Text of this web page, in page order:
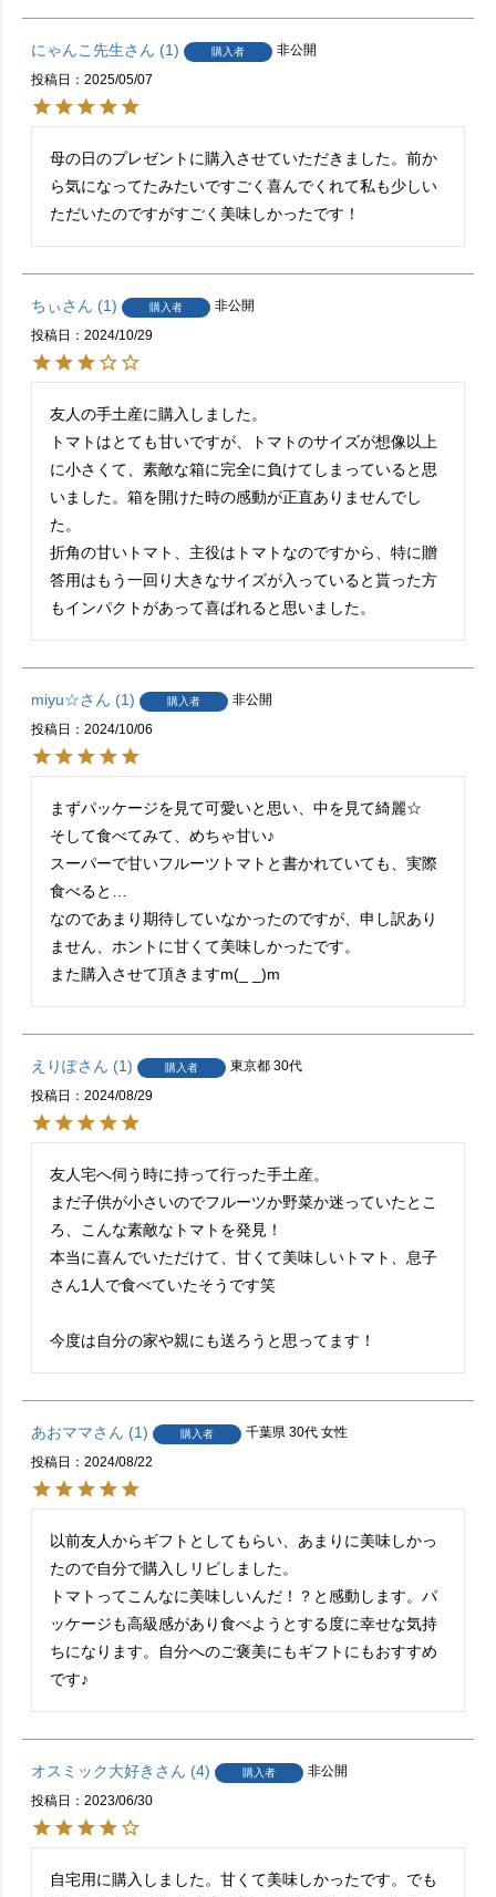
にゃんこ先生 1 購入者
非公開
投稿日
2025/05/07
母の日のプレゼントに購入させていただきました。前か
ら気になってたみたいですごく喜んでくれて私も少しい
ただいたのですがすごく美味しかったです！
ちぃ 1 購入者
非公開
投稿日
2024/10/29
友人の手土産に購入しました。
トマトはとても甘いですが、トマトのサイズが想像以上
に小さくて、素敵な箱に完全に負けてしまっていると思
いました。箱を開けた時の感動が正直ありませんでし
た。
折角の甘いトマト、主役はトマトなのですから、特に贈
答用はもう一回り大きなサイズが入っていると貰った方
もインパクトがあって喜ばれると思いました。
miyu☆ 1 購入者
非公開
投稿日
2024/10/06
まずパッケージを見て可愛いと思い、中を見て綺麗☆
そして食べてみて、めちゃ甘い♪
スーパーで甘いフルーツトマトと書かれていても、実際
食べると…
なのであまり期待していなかったのですが、申し訳あり
ません、ホントに甘くて美味しかったです。
また購入させて頂きますm(_ _)m
えりぽ 1 購入者 東京都 30代
投稿日
2024/08/29
友人宅へ伺う時に持って行った手土産。
まだ子供が小さいのでフルーツか野菜か迷っていたとこ
ろ、こんな素敵なトマトを発見！
本当に喜んでいただけて、甘くて美味しいトマト、息子
さん1人で食べていたそうです笑
今度は自分の家や親にも送ろうと思ってます！
あおママ 1 購入者 千葉県 30代 女性
投稿日
2024/08/22
以前友人からギフトとしてもらい、あまりに美味しかっ
たので自分で購入しリピしました。
トマトってこんなに美味しいんだ！？と感動します。パ
ッケージも高級感があり食べようとする度に幸せな気持
ちになります。自分へのご褒美にもギフトにもおすすめ
です♪
オスミック大好き 4 購入者
非公開
投稿日
2023/06/30
自宅用に購入しました。甘くて美味しかったです。でも